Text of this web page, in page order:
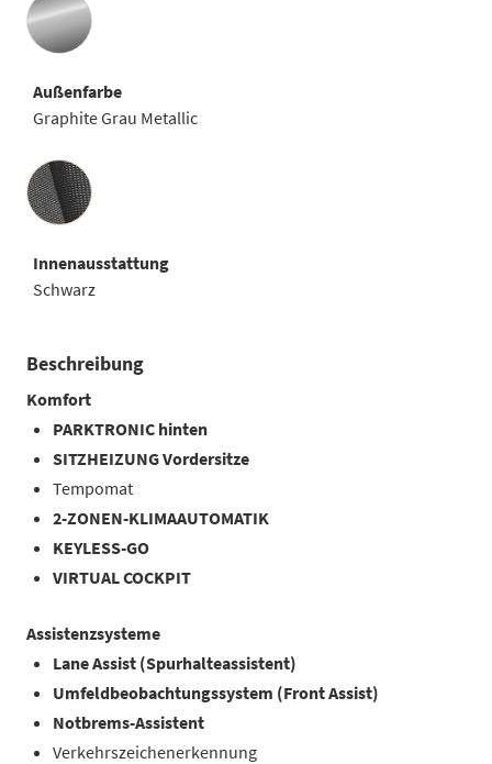
Außenfarbe
Graphite Grau Metallic
Innenausstattung
Innenausstattung
Schwarz
Beschreibung
Komfort
PARKTRONIC hinten
SITZHEIZUNG Vordersitze
Tempomat
2-ZONEN-KLIMAAUTOMATIK
KEYLESS-GO
VIRTUAL COCKPIT
Assistenzsysteme
Lane Assist (Spurhalteassistent)
Umfeldbeobachtungssystem (Front Assist)
Notbrems-Assistent
Verkehrszeichenerkennung